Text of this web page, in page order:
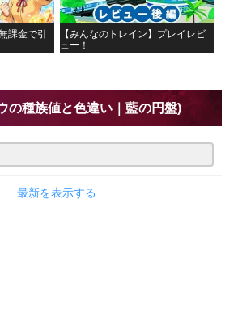
課金で引
【みんなのトレイン】プレイレビ
ュー！
の種族値と色違い｜藍の円盤)
最新を表示する